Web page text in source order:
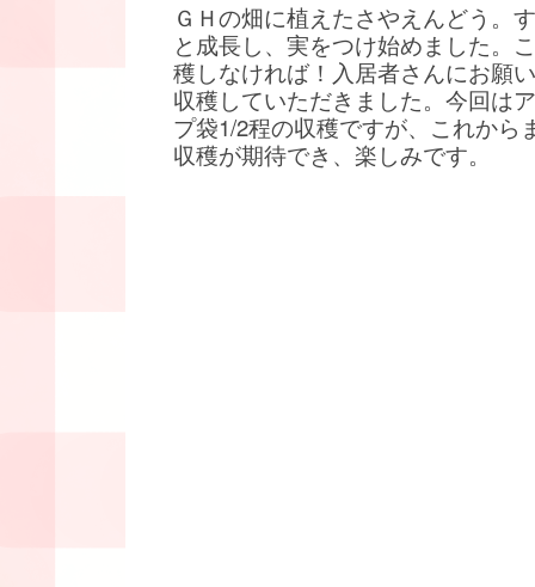
ＧＨの畑に植えたさやえんどう。
と成長し、実をつけ始めました。
穫しなければ！入居者さんにお願
収穫していただきました。今回は
プ袋1/2程の収穫ですが、これから
収穫が期待でき、楽しみです。